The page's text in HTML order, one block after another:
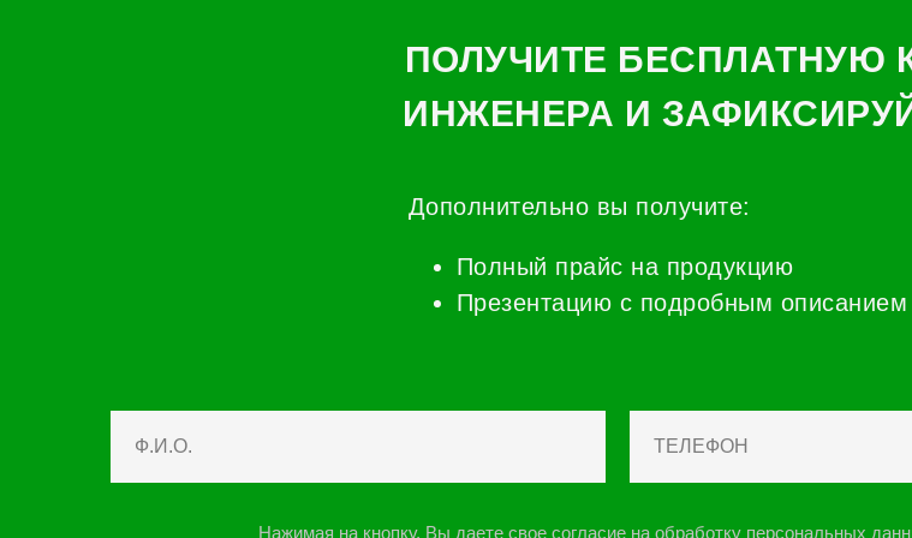
ПОЛУЧИТЕ БЕСПЛАТНУЮ
ИНЖЕНЕРА И
Дополнительно вы получите:
Полный прайс на продукцию
Презентацию с подробным
Нажимая на кнопку, Вы даете свое согласие на обработку персональных